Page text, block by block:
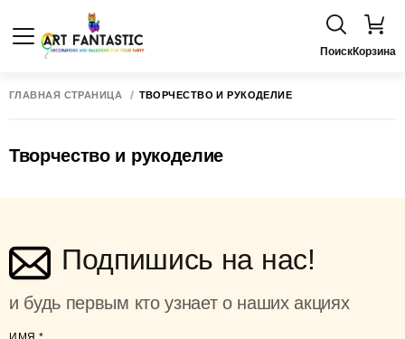
ПоискКорзина
ГЛАВНАЯ СТРАНИЦА ТВОРЧЕСТВО И РУКОДЕЛИЕ
Творчество и рукоделие
Подпишись на нас!
и будь первым кто узнает о наших акциях